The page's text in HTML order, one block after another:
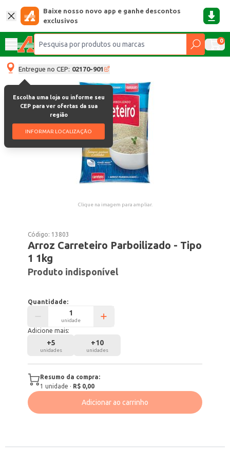
Baixe nosso novo app e ganhe descontos
exclusivos
0
Entregue no CEP: 02170-901
Escolha uma loja ou informe seu
CEP para ver ofertas da sua
região
INFORMAR LOCALIZAÇÃO
Clique na imagem para ampliar.
Código: 13803
Arroz Carreteiro Parboilizado - Tipo
1 1kg
Produto indisponível
Quantidade:
unidade
Adicione mais:
+5
unidades
+10
unidades
Resumo da compra:
1 unidade · R$ 0,00
Adicionar ao carrinho